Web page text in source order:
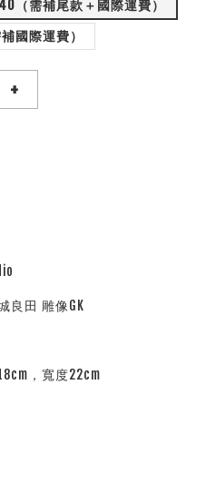
（需補尾款＋國際運費）
國際運費）
+
良田 雕像GK
，寬度22cm